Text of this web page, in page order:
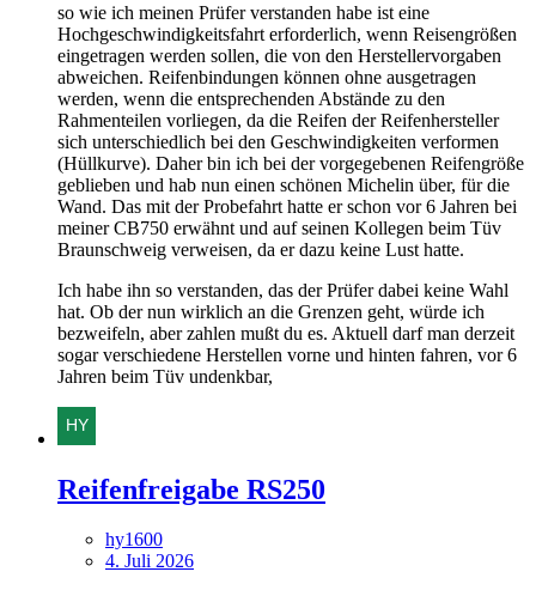
so wie ich meinen Prüfer verstanden habe ist eine
Hochgeschwindigkeitsfahrt erforderlich, wenn Reisengrößen
eingetragen werden sollen, die von den Herstellervorgaben
abweichen. Reifenbindungen können ohne ausgetragen
werden, wenn die entsprechenden Abstände zu den
Rahmenteilen vorliegen, da die Reifen der Reifenhersteller
sich unterschiedlich bei den Geschwindigkeiten verformen
(Hüllkurve). Daher bin ich bei der vorgegebenen Reifengröße
geblieben und hab nun einen schönen Michelin über, für die
Wand. Das mit der Probefahrt hatte er schon vor 6 Jahren bei
meiner CB750 erwähnt und auf seinen Kollegen beim Tüv
Braunschweig verweisen, da er dazu keine Lust hatte.
Ich habe ihn so verstanden, das der Prüfer dabei keine Wahl
hat. Ob der nun wirklich an die Grenzen geht, würde ich
bezweifeln, aber zahlen mußt du es. Aktuell darf man derzeit
sogar verschiedene Herstellen vorne und hinten fahren, vor 6
Jahren beim Tüv undenkbar,
Reifenfreigabe RS250
hy1600
4. Juli 2026